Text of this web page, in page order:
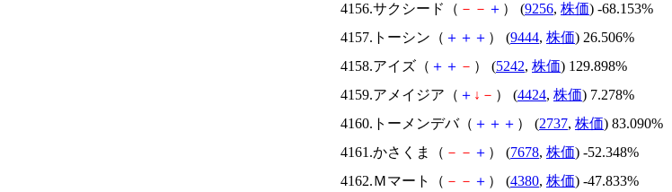
4156.サクシード（ － － ＋ ） (9256, 株価) -68.153%
4157.トーシン（ ＋ ＋ ＋ ） (9444, 株価) 26.506%
4158.アイズ（ ＋ ＋ － ） (5242, 株価) 129.898%
4159.アメイジア（ ＋ ↓ － ） (4424, 株価) 7.278%
4160.トーメンデバ（ ＋ ＋ ＋ ） (2737, 株価) 83.090%
4161.かさくま（ － － ＋ ） (7678, 株価) -52.348%
4162.Ｍマート（ － － ＋ ） (4380, 株価) -47.833%